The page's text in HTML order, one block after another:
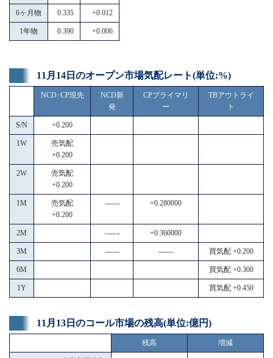
6ヶ月物 0.335 +0.012
1年物 0.390 +0.006
11月14日のオープン市場気配レート(単位:%)
NCD･CP現先
NCD新
発
CPプライマリ
ー
TBアウトライ
ト
S/N +0.200
1W
売気配
+0.200
2W
売気配
+0.200
1M
売気配
+0.200
------ +0.280000
2M ------ +0.360000
3M ------ ------ 買気配 +0.200
6M 買気配 +0.300
1Y 買気配 +0.450
11月13日のコール市場の残高(単位:億円)
残高 増減